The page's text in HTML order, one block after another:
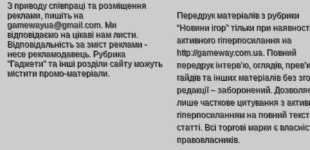
З приводу співпраці та розміщення
реклами, пишіть на
gamewayua@gmail.com. Ми
відповідаємо на цікаві нам листи.
Відповідальність за зміст реклами -
несе рекламодавець. Рубрика
"Гаджети" та інші розділи сайту можуть
містити промо-матеріали.
Передрук матеріалів з рубрики
“Новини ігор” тільки при
активного гіперпосилання на
http://gameway.com.ua. Повний
передрук інтерв’ю, оглядів,
гайдів та інших матеріалів без
редакції – заборонений.
лише часткове цитування з
гіперпосиланням на повний текст
статті. Всі торгові марки є
правовласників.